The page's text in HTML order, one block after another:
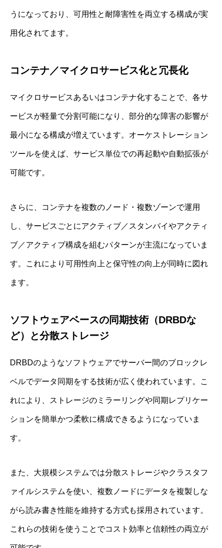
うになっており、可用性と耐障害性を両立する構成が実
用化されてます。
コンテナ／マイクロサービス化と冗長化
マイクロサービスあるいはコンテナ化することで、各サ
ービスが軽量で分割可能になり、部分的な障害の影響が
最小になる構成が増えています。オーケストレーション
ツールを使えば、サービス単位での再起動や自動拡張が
可能です。
さらに、コンテナを複数のノード・複数ゾーンで運用
し、サービスごとにアクティブ／スタンバイやアクティ
ブ／アクティブ構成を組むパターンが主流になっていま
す。これにより可用性向上と保守性の向上が同時に図れ
ます。
ソフトウェアベースの同期技術（DRBDな
ど）と分散ストレージ
DRBDのようなソフトウェアでサーバー間のブロックレ
ベルでデータ同期をする技術が広く使われています。こ
れにより、ストレージのミラーリングや同期レプリケー
ションを簡単かつ柔軟に構成できるようになっていま
す。
また、大規模システムでは分散ストレージやクラスタフ
ァイルシステムを使い、複数ノードにデータを複製しな
がら読み書き性能を維持する方式も採用されています。
これらの技術を使うことでコスト効率と信頼性の両立が